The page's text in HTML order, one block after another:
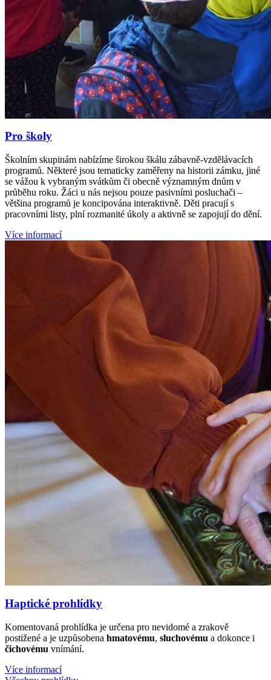
Pro školy
Školním skupinám nabízíme širokou škálu zábavně-vzdělávacích
programů. Některé jsou tematicky zaměřeny na historii zámku, jiné
se vážou k vybraným svátkům či obecně významným dnům v
průběhu roku. Žáci u nás nejsou pouze pasivními posluchači –
většina programů je koncipována interaktivně. Děti pracují s
pracovními listy, plní rozmanité úkoly a aktivně se zapojují do dění.
Více informací
Haptické prohlídky
Komentovaná prohlídka je určena pro nevidomé a zrakově
postižené a je uzpůsobena hmatovému, sluchovému a dokonce i
čichovému vnímání.
Více informací